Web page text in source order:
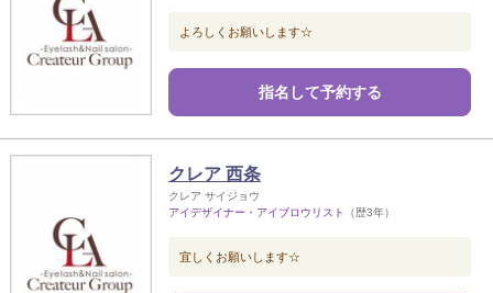
よろしくお願いします☆
指名して予約する
クレア 西条
クレア サイジョウ
アイデザイナー・アイブロウリスト
（歴3年）
宜しくお願いします☆